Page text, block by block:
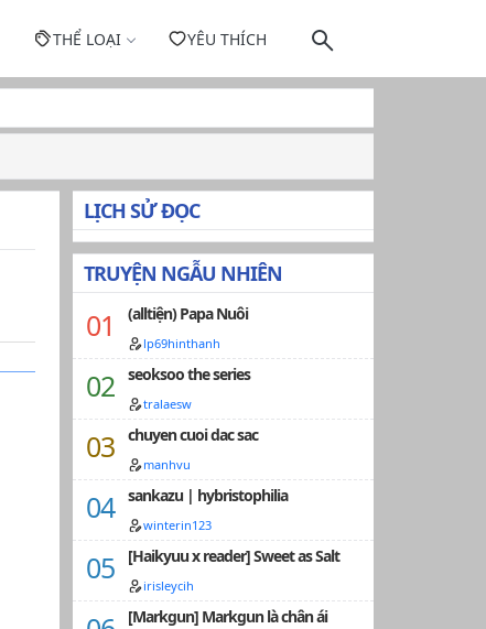
THỂ LOẠI YÊU THÍCH
LỊCH SỬ ĐỌC
TRUYỆN NGẪU NHIÊN
(alltiện) Papa Nuôi
lp69hinthanh
seoksoo the series
tralaesw
chuyen cuoi dac sac
manhvu
sankazu | hybristophilia
winterin123
[Haikyuu x reader] Sweet as Salt
irisleycih
[Markgun] Markgun là chân ái